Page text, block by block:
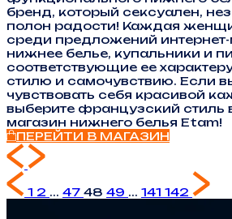
бренд, который сексуален,
полон радости! Каждая
среди предложений
нижнее белье, купальники и
соответствующие ее
стилю и самочувствию. Если
чувствовать себя красивой
выберите французский стиль
магазин нижнего белья Etam!
ПЕРЕЙТИ В МАГАЗИН
1 2 ... 47 48 49 ... 141 142